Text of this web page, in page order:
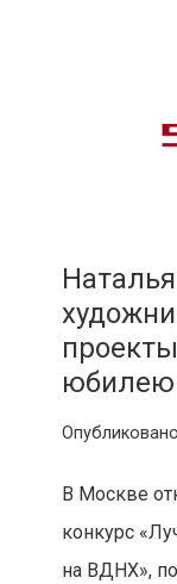
Опубликовано
В Москве
конкурс
на ВДНХ»,